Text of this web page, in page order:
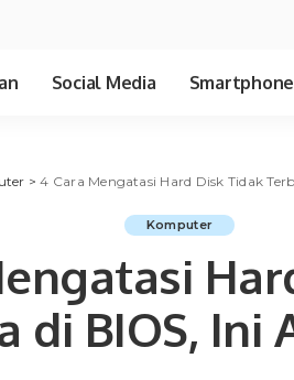
Social Media Smartphone
>4 Cara Mengatasi Hard Disk Tidak
Komputer
di BIOS, Ini